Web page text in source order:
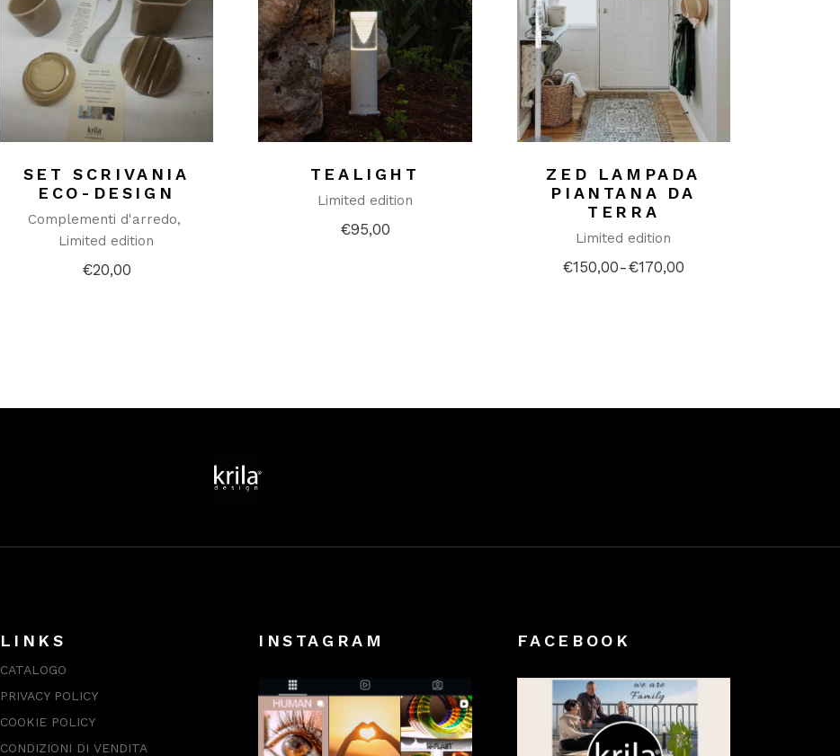
SET SCRIVANIA
ECO-DESIGN
Complementi d'arredo
Limited edition
€20,00
TEALIGHT
Limited edition
€95,00
ZED LAMPADA
PIANTANA DA
TERRA
Limited edition
€150,00-€170,00
Fascia
LINKS
CATALOGO
PRIVACY POLICY
COOKIE POLICY
CONDIZIONI DI VENDITA
INSTAGRAM FACEBOOK